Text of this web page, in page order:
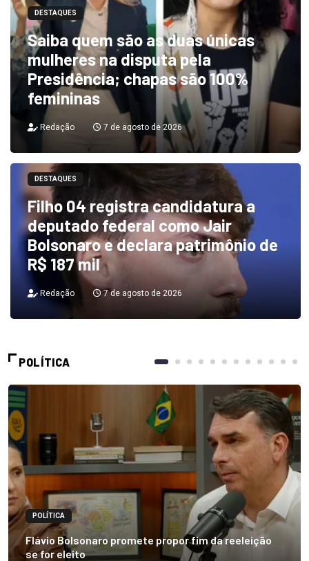
DESTAQUES
Saiba quem são as duas únicas
mulheres na disputa pela
Presidência; chapas são 100%
femininas
Redação 7 de agosto de 2026
DESTAQUES
Filho 04 registra candidatura a
deputado federal como Jair
Bolsonaro e declara patrimônio de
R$ 187 mil
Redação 7 de agosto de 2026
POLÍTICA
POLÍTICA
Flávio Bolsonaro promete propor fim da reeleição
se for eleito